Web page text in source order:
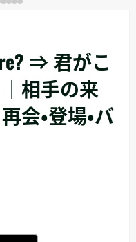
⇒ 君がこ
相手の来
・登場・バ